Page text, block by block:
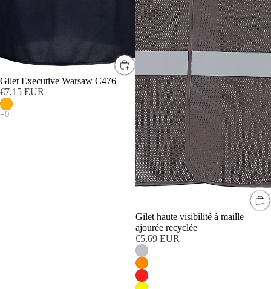
Gilet Executive Warsaw C476
€7,15 EUR
Gilet haute visibilité à maille
ajourée recyclée
€5,69 EUR